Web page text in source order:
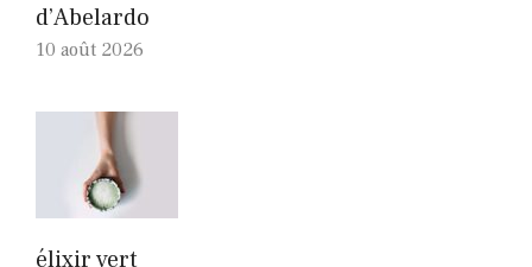
d’Abelardo
10 août 2026
élixir vert